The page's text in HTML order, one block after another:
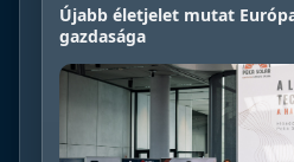
Újabb életjelet mutat
gazdasága